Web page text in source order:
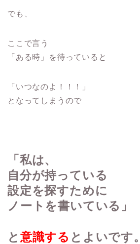
でも、
ここで言う
「ある時」を待っていると
「いつなのよ！！！」
となってしまうので
「私は、
自分が持っている
設定を探すために
ノートを書いている」
と 意識する とよいです。